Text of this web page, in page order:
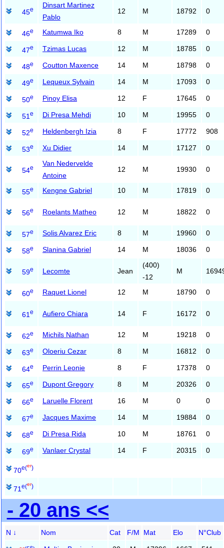
45e
Dinsart Martinez
Pablo
12 M 18792 0
46e Katumwa Iko 8 M 17289 0
47e Tzimas Lucas 12 M 18785 0
48e Coutton Maxence 14 M 18798 0
49e Lequeux Sylvain 14 M 17093 0
50e Pinoy Elisa 12 F 17645 0
51 e Di Presa Mehdi 10 M 19955 0
52e Heldenbergh Izia 8 F 17772 908
53e Xu Didier 14 M 17127 0
54e
Van Nedervelde
Antoine
12 M 19930 0
55e Kengne Gabriel 10 M 17819 0
56e Roelants Matheo 12 M 18822 0
57e Solis Alvarez Eric 8 M 19960 0
58e Slanina Gabriel 14 M 18036 0
59e Lecomte Jean
(400)
-12
M
60e Raquet Lionel 12 M 18790 0
61 e Aufiero Chiara 14 F 16172 0
62e Michils Nathan 12 M 19218 0
63e Oloeriu Cezar 8 M 16812 0
64e Perrin Leonie 8 F 17378 0
65e Dupont Gregory 8 M 20326 0
66e Laruelle Florent 16 M 0 0
67e Jacques Maxime 14 M 19884 0
68e Di Presa Rida 10 M 18761 0
69e Vanlaer Crystal 14 F 20315 0
70e(er)
71 e(er)
- 20 ans <<
N ↓ Nom Cat F/M Mat Elo N°Club
e